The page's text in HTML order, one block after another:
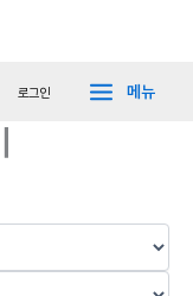
로그인
Menu
메뉴